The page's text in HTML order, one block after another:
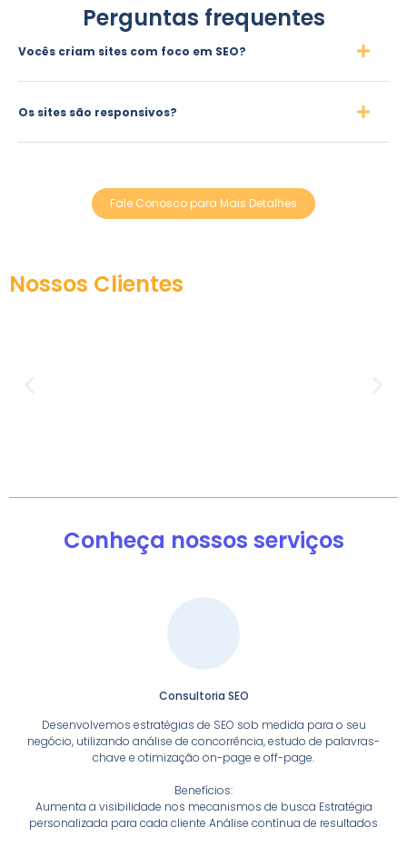
Perguntas frequentes
Vocês criam sites com foco em SEO?
Os sites são responsivos?
Fale Conosco para Mais Detalhes
Nossos Clientes
Conheça nossos serviços
Consultoria SEO
Desenvolvemos estratégias de SEO sob medida para o seu
negócio, utilizando análise de concorrência, estudo de palavras-
chave e otimização on-page e off-page.
Benefícios:
Aumenta a visibilidade nos mecanismos de busca Estratégia
personalizada para cada cliente Análise contínua de resultados